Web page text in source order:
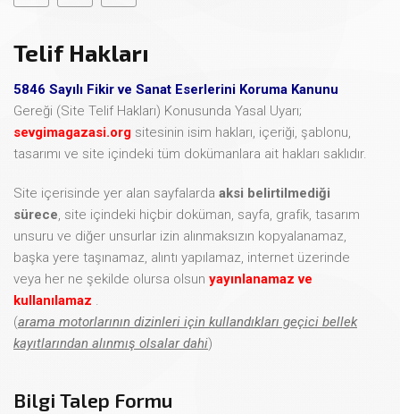
Telif Hakları
5846 Sayılı Fikir ve Sanat Eserlerini Koruma Kanunu
Gereği (Site Telif Hakları) Konusunda Yasal Uyarı;
sevgimagazasi.org sitesinin isim hakları, içeriği, şablonu,
tasarımı ve site içindeki tüm dokümanlara ait hakları saklıdır.
Site içerisinde yer alan sayfalarda aksi belirtilmediği
sürece , site içindeki hiçbir doküman, sayfa, grafik, tasarım
unsuru ve diğer unsurlar izin alınmaksızın kopyalanamaz,
başka yere taşınamaz, alıntı yapılamaz, internet üzerinde
veya her ne şekilde olursa olsun yayınlanamaz ve
kullanılamaz
(arama motorlarının dizinleri için kullandıkları geçici bellek
kayıtlarından alınmış olsalar dahi)
Bilgi Talep Formu